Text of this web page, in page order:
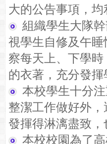
大的公告事項，
組織學生大隊
視學生自修及午
察每天上、下學
的衣著，充分發
本校學生十分
整潔工作做好外
發揮得淋漓盡致
本校校園為了